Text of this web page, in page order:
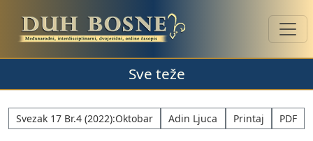
Sve teže
Svezak 17 Br.4 (2022):Oktobar Adin Ljuca Printaj PDF